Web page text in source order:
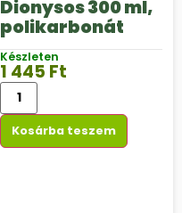
Dionysos 300 ml,
polikarbonát
Készleten
1 445 Ft
Kosárba teszem